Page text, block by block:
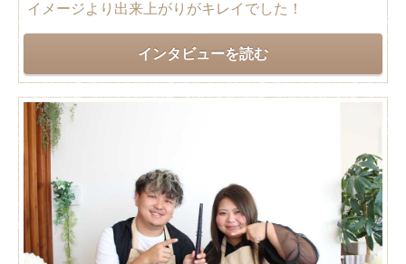
イメージより出来上がりがキレイでした！
インタビューを読む